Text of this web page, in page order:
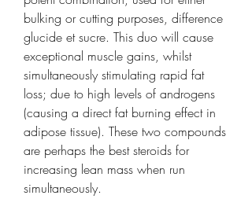
bulking or cutting purposes, difference
glucide et sucre. This duo will cause
exceptional muscle gains, whilst
simultaneously stimulating rapid fat
loss; due to high levels of androgens
(causing a direct fat burning effect in
adipose tissue). These two compounds
are perhaps the best steroids for
increasing lean mass when run
simultaneously.